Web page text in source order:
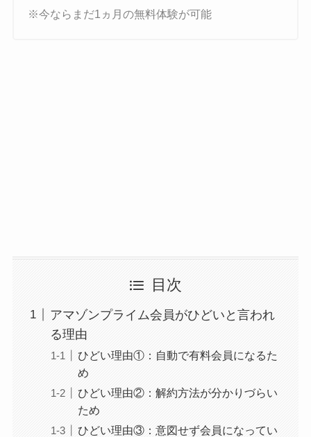
※今ならまだ1ヵ月の無料体験が可能
目次
アマゾンプライム会員がひどいと言われ
る理由
ひどい理由①：自動で有料会員になるた
め
ひどい理由②：解約方法が分かりづらい
ため
ひどい理由③：意図せず会員になってい